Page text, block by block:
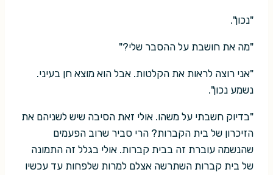
"נכון".
"מה את חושבת על ההסבר שלי?"
"אני רוצה לראות את הקלטות. אבל הוא מוצא חן בעיני.
נשמע נכון".
"בדיוק חשבתי על משהו. אולי זאת הסיבה שיש לשניהם את
הזיכרון של בית הקברות? הרי סביר שרוב הפעמים
שהנשמה עוברת זה בבית קברות. אולי בגלל זה התמונה
של בית קברות השתרשה אצלם למרות שלפחות עד עכשיו